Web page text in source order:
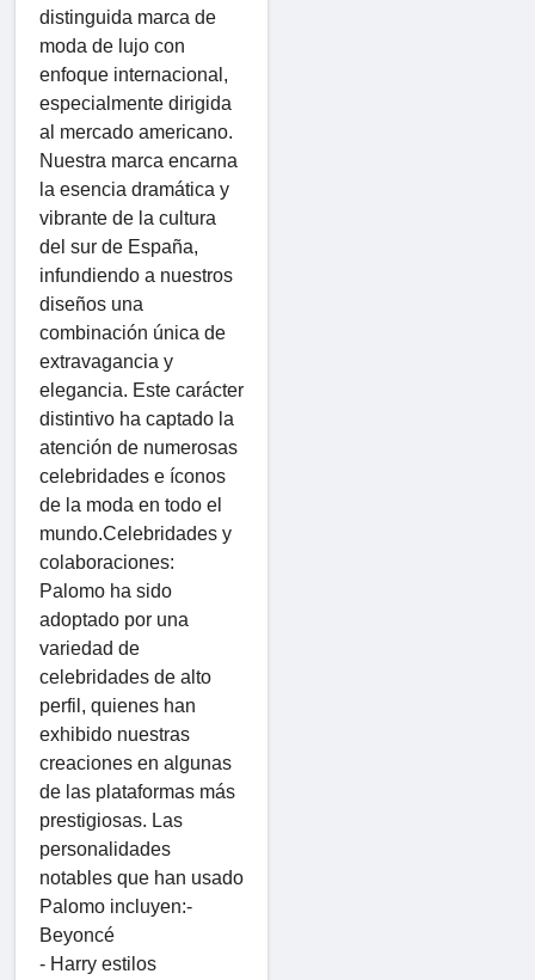
distinguida marca de
moda de lujo con
enfoque internacional,
especialmente dirigida
al mercado americano.
Nuestra marca encarna
la esencia dramática y
vibrante de la cultura
del sur de España,
infundiendo a nuestros
diseños una
combinación única de
extravagancia y
elegancia. Este carácter
distintivo ha captado la
atención de numerosas
celebridades e íconos
de la moda en todo el
mundo.Celebridades y
colaboraciones:
Palomo ha sido
adoptado por una
variedad de
celebridades de alto
perfil, quienes han
exhibido nuestras
creaciones en algunas
de las plataformas más
prestigiosas. Las
personalidades
notables que han usado
Palomo incluyen:-
Beyoncé
- Harry estilos